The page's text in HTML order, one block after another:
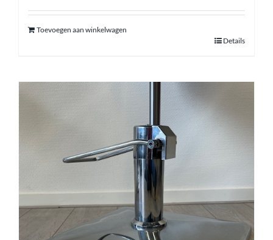
Toevoegen aan winkelwagen
Details